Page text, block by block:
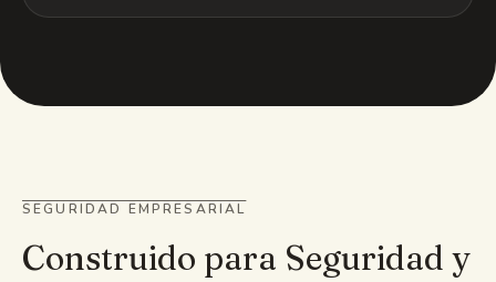
SEGURIDAD EMPRESARIAL
Construido para Seguridad y